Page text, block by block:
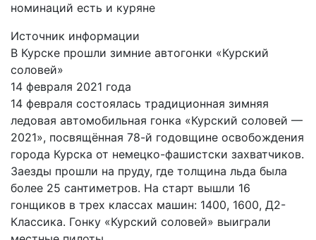
номинаций есть и куряне
Источник информации
В Курске прошли зимние автогонки «Курский
соловей»
14 февраля 2021 года
14 февраля состоялась традиционная зимняя
ледовая автомобильная гонка «Курский соловей —
2021», посвящённая 78-й годовщине освобождения
города Курска от немецко-фашистски захватчиков.
Заезды прошли на пруду, где толщина льда была
более 25 сантиметров. На старт вышли 16
гонщиков в трех классах машин: 1400, 1600, Д2-
Классика. Гонку «Курский соловей» выиграли